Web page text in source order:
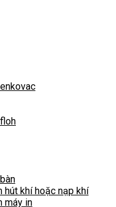
hút khí hoặc nạp khí
máy in